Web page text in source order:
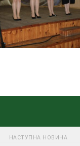
НАСТУПНА НОВИНА